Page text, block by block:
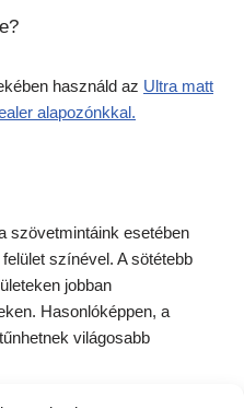
használd az Ultra matt
alapozónkkal.
szövetmintáink esetében
színével. A sötétebb
jobban
Hasonlóképpen, a
világosabb